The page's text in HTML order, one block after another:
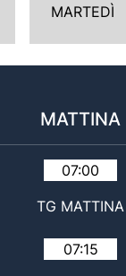
MARTEDÌ
MATTINA
07:00
TG MATTINA
07:15